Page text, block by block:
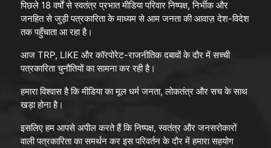
पिछले 18 वर्षों से स्वतंत्र प्रभात मीडिया परिवार निष्पक्ष, निर्भीक और
जनहित से जुड़ी पत्रकारिता के माध्यम से आम जनता की आवाज़ देश-विदेश
तक पहुँचाता आ रहा है।
आज TRP, LIKE और कॉरपोरेट-राजनीतिक दबावों के दौर में सच्ची
पत्रकारिता चुनौतियों का सामना कर रही है।
हमारा विश्वास है कि मीडिया का मूल धर्म जनता, लोकतंत्र और सच के साथ
खड़ा होना है।
इसलिए हम आपसे अपील करते हैं कि निष्पक्ष, स्वतंत्र और जनसरोकारों
वाली पत्रकारिता का समर्थन कर इस परिवर्तन के दौर में हमारा सहयोग